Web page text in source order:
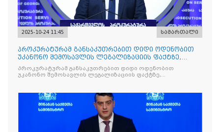
2025-10-24 11:45 სამართალი
პროკურატურამ განსაკუთრებით დიდი ოდენობით
უკანონო შემოსავლის ლეგალიზაციის ფაქტზე,
საქართველოს ყოფილ პ
პროკურატურამ განსაკუთრებით დიდი ოდენობით
უკანონო შემოსავლის ლეგალიზაციის ფაქტზე,